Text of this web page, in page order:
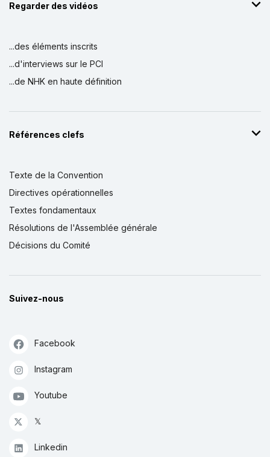
Regarder des vidéos
...des éléments inscrits
...d'interviews sur le PCI
...de NHK en haute définition
Références clefs
Texte de la Convention
Directives opérationnelles
Textes fondamentaux
Résolutions de l'Assemblée générale
Décisions du Comité
Suivez-nous
Facebook
Instagram
Youtube
𝕏
Linkedin